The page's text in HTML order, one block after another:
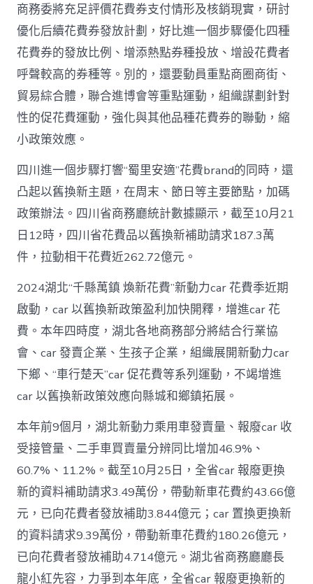
商務委將充足評價花費券支付情形及核銷現實，研討
優化后續花費券發放計劃，好比進一個步驟優化四種
花費券的發放比例、增添熱點券種投放、增設花費者
呼聲較高的券種等。別的，還要動員重點商圈商街、
貿易綜合體，聯合進博會等重點運動，組織謀劃針對
性的促花費運動，強化與其他品種花費券的聯動，縮
小政策效應。
四川進一個步驟打響“蜀里安適”花費brand的同時，還
凸起以舊換新主題，在周末、節日等主要節點，加碼
政策辦法。四川省商務廳統計數據顯示，截至10月21
日12時，四川省花費品以舊換新補助請求187.3萬
件，拉動相干花費近262.72億元。
2024湖北“千縣萬鎮 煥新花費”新動力car 花費季近期
啟動，car 以舊換新政策盈利加快開釋，增進car 花
費。本年四時度，湖北各地商務部分將結合行業協
會、car 發賣企業、生孩子企業，組織展開新動力car
下鄉、“車行楚天”car 促花費等系列運動，不竭增進
car 以舊換新政策效應向縣城和鄉鎮拓展。
本年前9個月，湖北新動力乘用車發賣量、報廢car 收
受接管量、二手車買賣量分辨同比增加46.9%、
60.7%、11.2%。截至10月25日，全省car 報廢更換
新的資料補助請求3.49萬份，帶動新車花費約43.66億
元，已向花費者發放補助3.844億元；car 置換更換新
的資料請求9.39萬份，帶動新車花費約180.26億元，
已向花費者發放補助4.714億元。湖北省商務廳廳長
龍小紅先容，力爭到本年底，全省car 報廢更換新的